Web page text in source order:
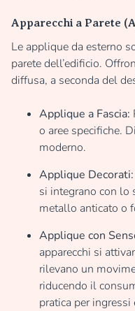
Apparecchi a Parete
Le applique da esterno
parete dell’edificio.
diffusa, a seconda del
Applique a Fascia:
o aree specifiche.
moderno.
Applique Decorati:
si integrano con lo
metallo anticato o
Applique con
apparecchi si
rilevano un
riducendo il
pratica per ingressi